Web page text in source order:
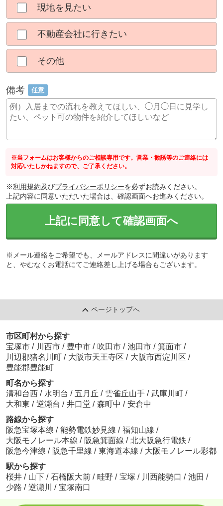
現地を見たい
不動産会社に行きたい
その他
備考 任意
※当フォームはお客様からのご相談専用です。営業・勧誘等のご連絡には
対応いたしかねますので、ご了承ください。
※利用規約及びプライバシーポリシーを必ずお読みください。
上記内容に同意いただいた場合は、確認画面へお進みください。
上記に同意して確認画面へ
※メール連絡をご希望でも、メールアドレスに間違いがあります
と、やむなくお電話にてご連絡差し上げる場合もございます。
ページトップへ
市区町村から探す
宝塚市 / 川西市 / 豊中市 / 吹田市 / 池田市 / 箕面市 /
川辺郡猪名川町 / 大阪市天王寺区 / 大阪市西淀川区 /
豊能郡豊能町
町名から探す
清和台西 / 水明台 / 五月丘 / 雲雀丘山手 / 武庫川町 /
大和東 / 逆瀬台 / 井口堂 / 森町中 / 安倉中
路線から探す
阪急宝塚本線 / 能勢電鉄妙見線 / 福知山線 /
大阪モノレール本線 / 阪急箕面線 / 北大阪急行電鉄 /
阪急今津線 / 阪急千里線 / 東海道本線 / 大阪モノレール彩都
駅から探す
桜井 / 山下 / 石橋阪大前 / 畦野 / 宝塚 / 川西能勢口 / 池田 /
少路 / 逆瀬川 / 宝塚南口